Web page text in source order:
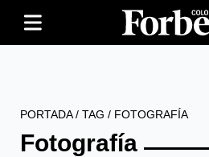
PORTADA/ TAG / FOTOGRAFÍA
Fotografía